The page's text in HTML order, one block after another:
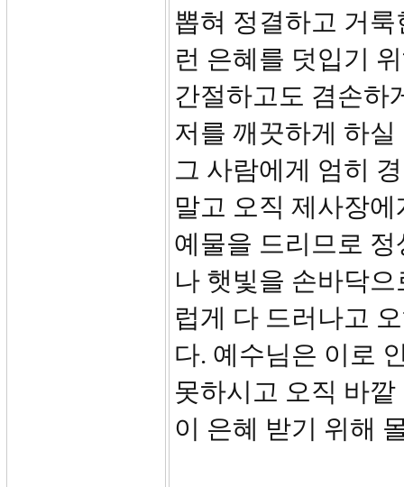
뽑혀 정결하고 거
런 은혜를 덧입기
간절하고도 겸손하
저를 깨끗하게 하
그 사람에게 엄히
말고 오직 제사장
예물을 드리므로
나 햇빛을 손바닥
럽게 다 드러나고
다. 예수님은 이로
못하시고 오직 바
이 은혜 받기 위해